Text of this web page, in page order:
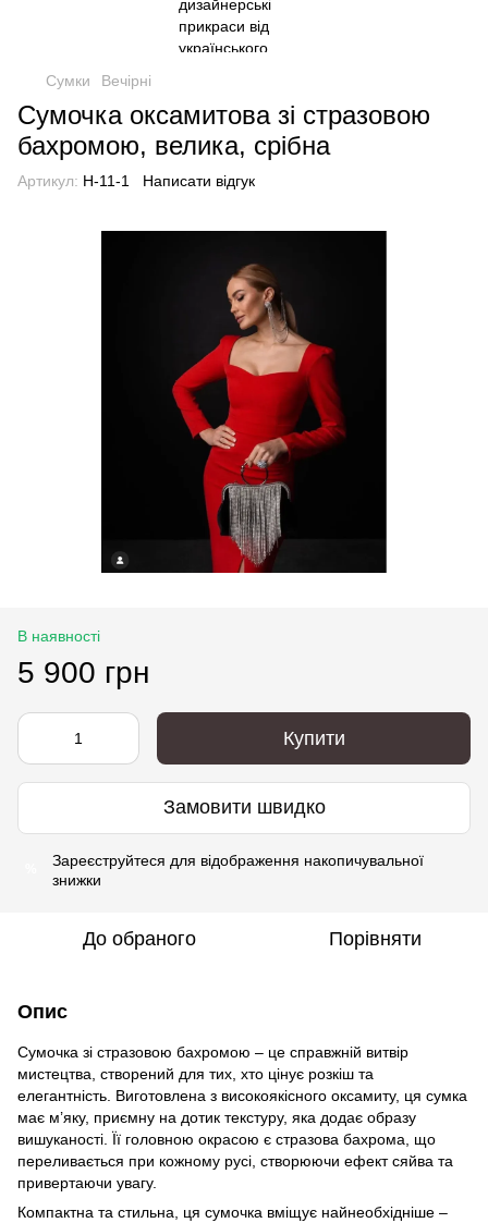
Сумки Вечірні
Сумочка оксамитова зі стразовою
бахромою, велика, срібна
Артикул: H-11-1 Написати відгук
В наявності
5 900 грн
Купити
Замовити швидко
Зареєструйтеся для відображення накопичувальної
знижки
До обраного Порівняти
Опис
Сумочка зі стразовою бахромою – це справжній витвір
мистецтва, створений для тих, хто цінує розкіш та
елегантність. Виготовлена з високоякісного оксамиту, ця сумка
має м’яку, приємну на дотик текстуру, яка додає образу
вишуканості. Її головною окрасою є стразова бахрома, що
переливається при кожному русі, створюючи ефект сяйва та
привертаючи увагу.
Компактна та стильна, ця сумочка вміщує найнеобхідніше –